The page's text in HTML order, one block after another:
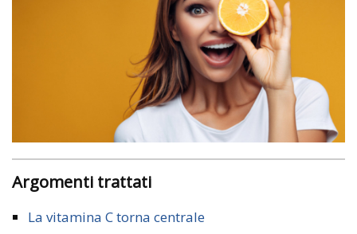
Argomenti trattati
La vitamina C torna centrale